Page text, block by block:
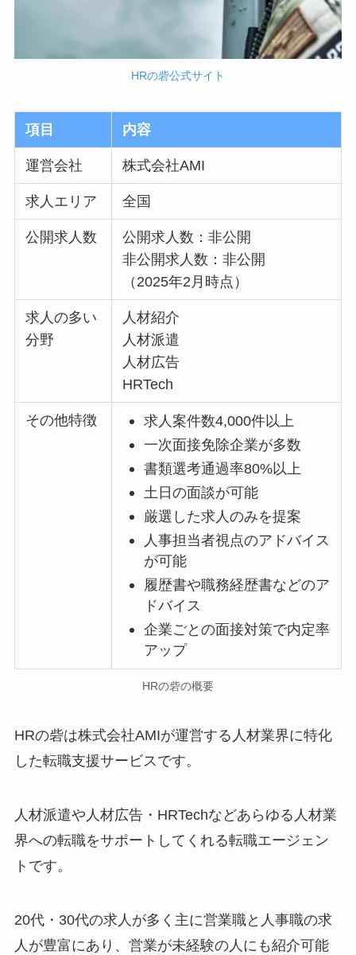
HRの砦公式サイト
項目 内容
運営会社 株式会社AMI
求人エリア 全国
公開求人数
公開求人数：非公開
非公開求人数：非公開
（2025年2月時点）
求人の多い
分野
人材紹介
人材派遣
人材広告
HRTech
その他特徴
求人案件数4,000件以上
一次面接免除企業が多数
書類選考通過率80%以上
土日の面談が可能
厳選した求人のみを提案
人事担当者視点のアドバイス
が可能
履歴書や職務経歴書などのア
ドバイス
企業ごとの面接対策で内定率
アップ
HRの砦の概要
HRの砦は株式会社AMIが運営する人材業界に特化
した転職支援サービスです。
人材派遣や人材広告・HRTechなどあらゆる人材業
界への転職をサポートしてくれる転職エージェン
トです。
20代・30代の求人が多く主に営業職と人事職の求
人が豊富にあり、営業が未経験の人にも紹介可能